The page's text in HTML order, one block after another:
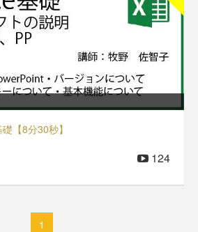
【8分30秒】
124
1